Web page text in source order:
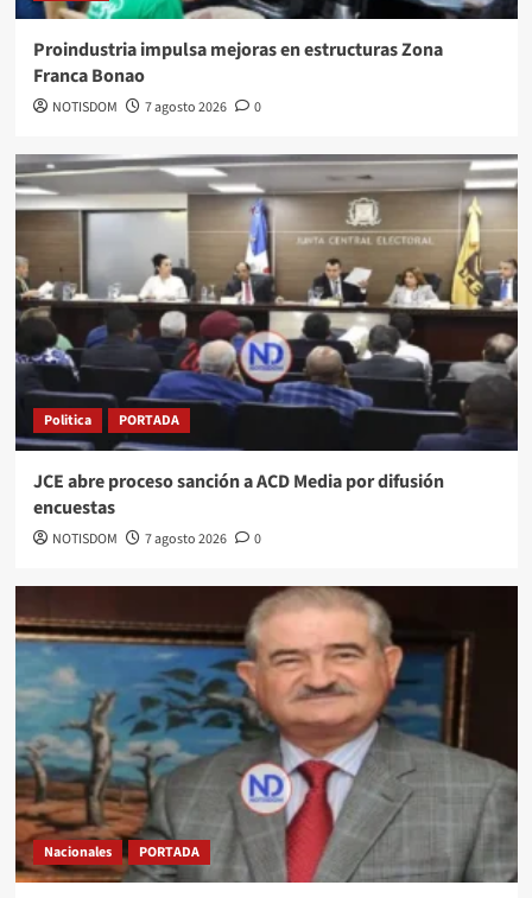
Proindustria impulsa mejoras en estructuras Zona
Franca Bonao
NOTISDOM 7 agosto 2026 0
Politica PORTADA
JCE abre proceso sanción a ACD Media por difusión
encuestas
NOTISDOM 7 agosto 2026 0
Nacionales PORTADA